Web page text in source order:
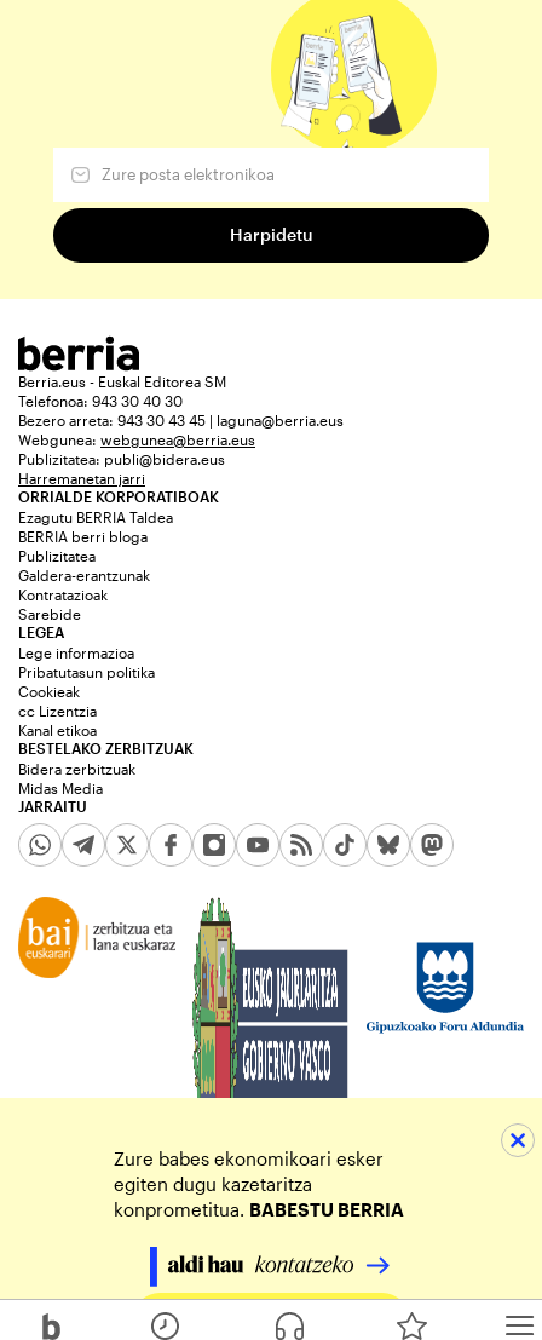
Berria.eus - Euskal Editorea SM
Telefonoa: 943 30 40 30
Bezero arreta: 943 30 43 45 | laguna@berria.eus
Webgunea: webgunea@berria.eus
Publizitatea: publi@bidera.eus
Harremanetan jarri
ORRIALDE KORPORATIBOAK
Ezagutu BERRIA Taldea
BERRIA berri bloga
Publizitatea
Galdera-erantzunak
Kontratazioak
Sarebide
JARRAITU
LEGEA
Lege informazioa
Pribatutasun politika
Cookieak
cc Lizentzia
Kanal etikoa
BESTELAKO ZERBITZUAK
Bidera zerbitzuak
Midas Media
Zure babes ekonomikoari esker
egiten dugu kazetaritza
konprometitua. BABESTU BERRIA
Egin zure ekarpena